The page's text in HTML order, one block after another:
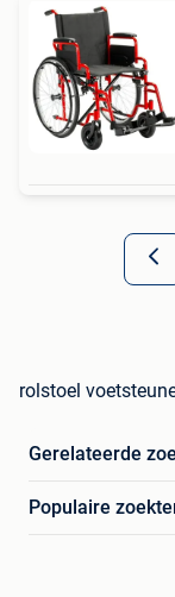
rolstoel
Gerelateerde
Populaire